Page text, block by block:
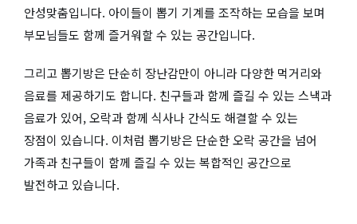
안성맞춤입니다. 아이들이 뽑기 기계를 조작하는 모습을 보며
부모님들도 함께 즐거워할 수 있는 공간입니다.
그리고 뽑기방은 단순히 장난감만이 아니라 다양한 먹거리와
음료를 제공하기도 합니다. 친구들과 함께 즐길 수 있는 스낵과
음료가 있어, 오락과 함께 식사나 간식도 해결할 수 있는
장점이 있습니다. 이처럼 뽑기방은 단순한 오락 공간을 넘어
가족과 친구들이 함께 즐길 수 있는 복합적인 공간으로
발전하고 있습니다.